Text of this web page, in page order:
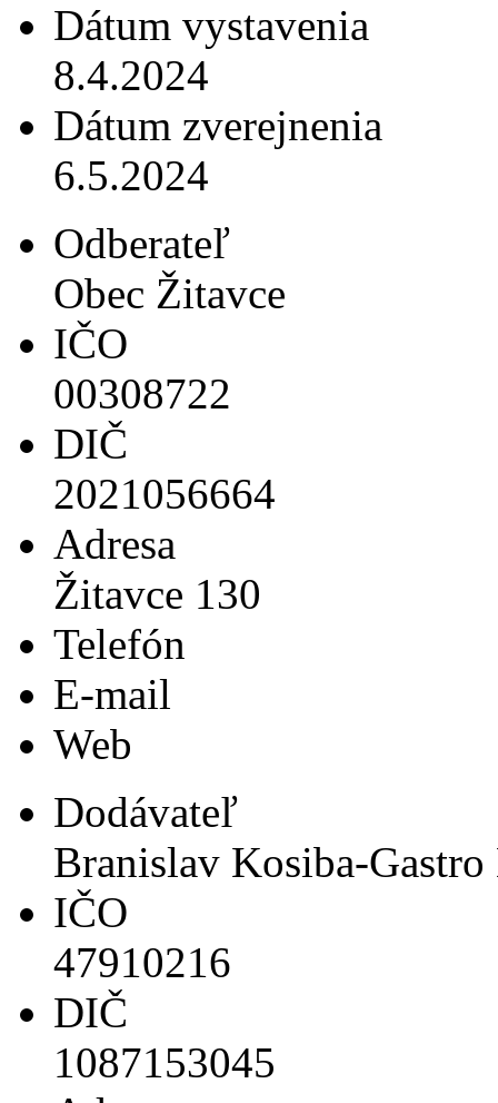
Dátum vystavenia
8.4.2024
Dátum zverejnenia
6.5.2024
Odberateľ
Obec Žitavce
IČO
00308722
DIČ
2021056664
Adresa
Žitavce 130
Telefón
E-mail
Web
Dodávateľ
Branislav Kosiba-
IČO
47910216
DIČ
1087153045